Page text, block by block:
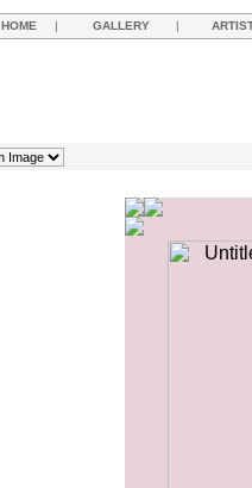
HOME | GALLERY |